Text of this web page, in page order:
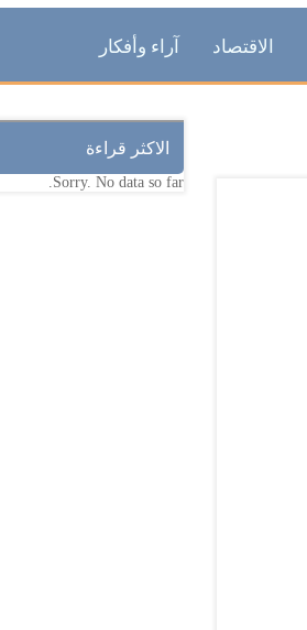
الاقتصاد آراء وأفكار
الاكثر قراءة
Sorry. No data so far.